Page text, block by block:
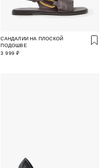
САНДАЛИИ НА ПЛОСКОЙ
ПОДОШВЕ
3 999 ₽